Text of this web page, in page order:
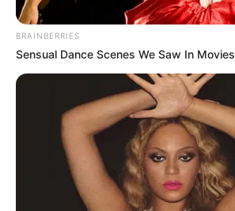
BRAINBERRIES
Sensual Dance Scenes We Saw In Movies